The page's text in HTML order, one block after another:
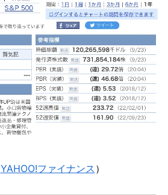
YAHOO!ファイナンス ）